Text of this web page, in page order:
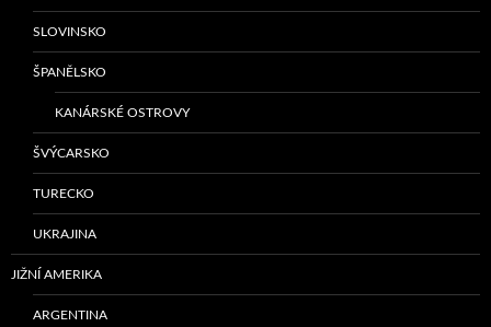
SLOVINSKO
ŠPANĚLSKO
KANÁRSKÉ OSTROVY
ŠVÝCARSKO
TURECKO
UKRAJINA
JIŽNÍ AMERIKA
ARGENTINA